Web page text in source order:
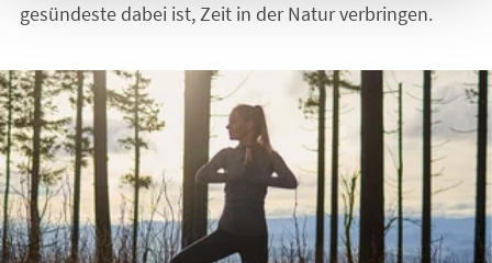
gesündeste dabei ist, Zeit in der Natur verbringen.